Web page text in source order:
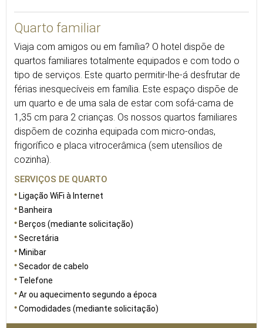
Quarto familiar
Viaja com amigos ou em família? O hotel dispõe de
quartos familiares totalmente equipados e com todo o
tipo de serviços. Este quarto permitir-lhe-á desfrutar de
férias inesquecíveis em família. Este espaço dispõe de
um quarto e de uma sala de estar com sofá-cama de
1,35 cm para 2 crianças. Os nossos quartos familiares
dispõem de cozinha equipada com micro-ondas,
frigorífico e placa vitrocerâmica (sem utensílios de
cozinha).
SERVIÇOS DE QUARTO
Ligação WiFi à Internet
Banheira
Berços (mediante solicitação)
Secretária
Minibar
Secador de cabelo
Telefone
Ar ou aquecimento segundo a época
Comodidades (mediante solicitação)